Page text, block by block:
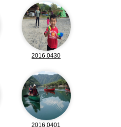
2016.0430
2016.0401